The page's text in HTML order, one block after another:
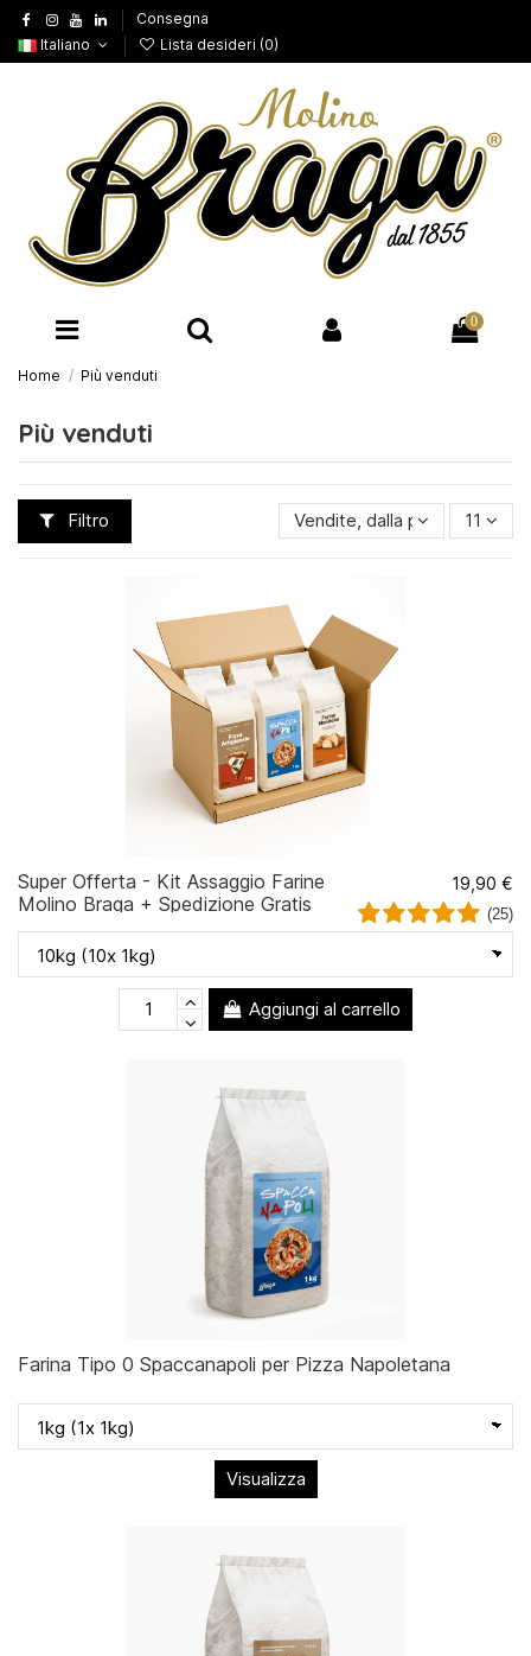
Consegna
Italiano
Lista desideri (0)
0
Home Più venduti
Più venduti
Filtro Vendite, dalla più alta alla
11
Super Offerta - Kit Assaggio Farine
Molino Braga + Spedizione Gratis
19,90 €
(25)
Aggiungi al carrello
Farina Tipo 0 Spaccanapoli per Pizza Napoletana
Visualizza